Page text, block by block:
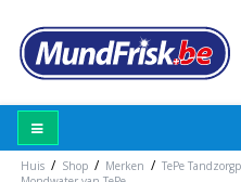
Huis / Shop / Merken / TePe